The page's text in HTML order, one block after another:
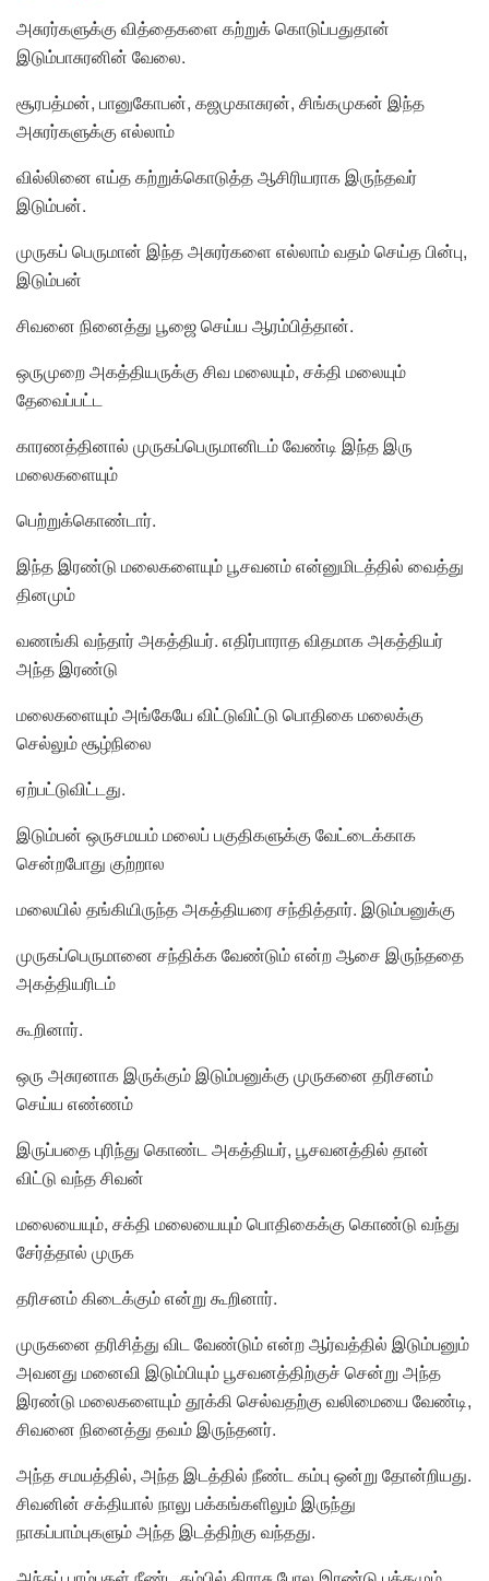
அசுரர்களுக்கு வித்தைகளை கற்றுக் கொடுப்பதுதான்
இடும்பாசுரனின் வேலை.
சூரபத்மன், பானுகோபன், கஜமுகாசுரன், சிங்கமுகன் இந்த
அசுரர்களுக்கு எல்லாம்
வில்லினை எய்த கற்றுக்கொடுத்த ஆசிரியராக இருந்தவர்
இடும்பன்.
முருகப் பெருமான் இந்த அசுரர்களை எல்லாம் வதம் செய்த பின்பு,
இடும்பன்
சிவனை நினைத்து பூஜை செய்ய ஆரம்பித்தான்.
ஒருமுறை அகத்தியருக்கு சிவ மலையும், சக்தி மலையும்
தேவைப்பட்ட
காரணத்தினால் முருகப்பெருமானிடம் வேண்டி இந்த இரு
மலைகளையும்
பெற்றுக்கொண்டார்.
இந்த இரண்டு மலைகளையும் பூசவனம் என்னுமிடத்தில் வைத்து
தினமும்
வணங்கி வந்தார் அகத்தியர். எதிர்பாராத விதமாக அகத்தியர்
அந்த இரண்டு
மலைகளையும் அங்கேயே விட்டுவிட்டு பொதிகை மலைக்கு
செல்லும் சூழ்நிலை
ஏற்பட்டுவிட்டது.
இடும்பன் ஒருசமயம் மலைப் பகுதிகளுக்கு வேட்டைக்காக
சென்றபோது குற்றால
மலையில் தங்கியிருந்த அகத்தியரை சந்தித்தார். இடும்பனுக்கு
முருகப்பெருமானை சந்திக்க வேண்டும் என்ற ஆசை இருந்ததை
அகத்தியரிடம்
கூறினார்.
ஒரு அசுரனாக இருக்கும் இடும்பனுக்கு முருகனை தரிசனம்
செய்ய எண்ணம்
இருப்பதை புரிந்து கொண்ட அகத்தியர், பூசவனத்தில் தான்
விட்டு வந்த சிவன்
மலையையும், சக்தி மலையையும் பொதிகைக்கு கொண்டு வந்து
சேர்த்தால் முருக
தரிசனம் கிடைக்கும் என்று கூறினார்.
முருகனை தரிசித்து விட வேண்டும் என்ற ஆர்வத்தில் இடும்பனும்
அவனது மனைவி இடும்பியும் பூசவனத்திற்குச் சென்று அந்த
இரண்டு மலைகளையும் தூக்கி செல்வதற்கு வலிமையை வேண்டி,
சிவனை நினைத்து தவம் இருந்தனர்.
அந்த சமயத்தில், அந்த இடத்தில் நீண்ட கம்பு ஒன்று தோன்றியது.
சிவனின் சக்தியால் நாலு பக்கங்களிலும் இருந்து
நாகப்பாம்புகளும் அந்த இடத்திற்கு வந்தது.